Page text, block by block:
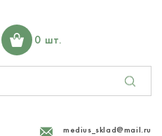
0 шт.
medius_sklad@mail.ru